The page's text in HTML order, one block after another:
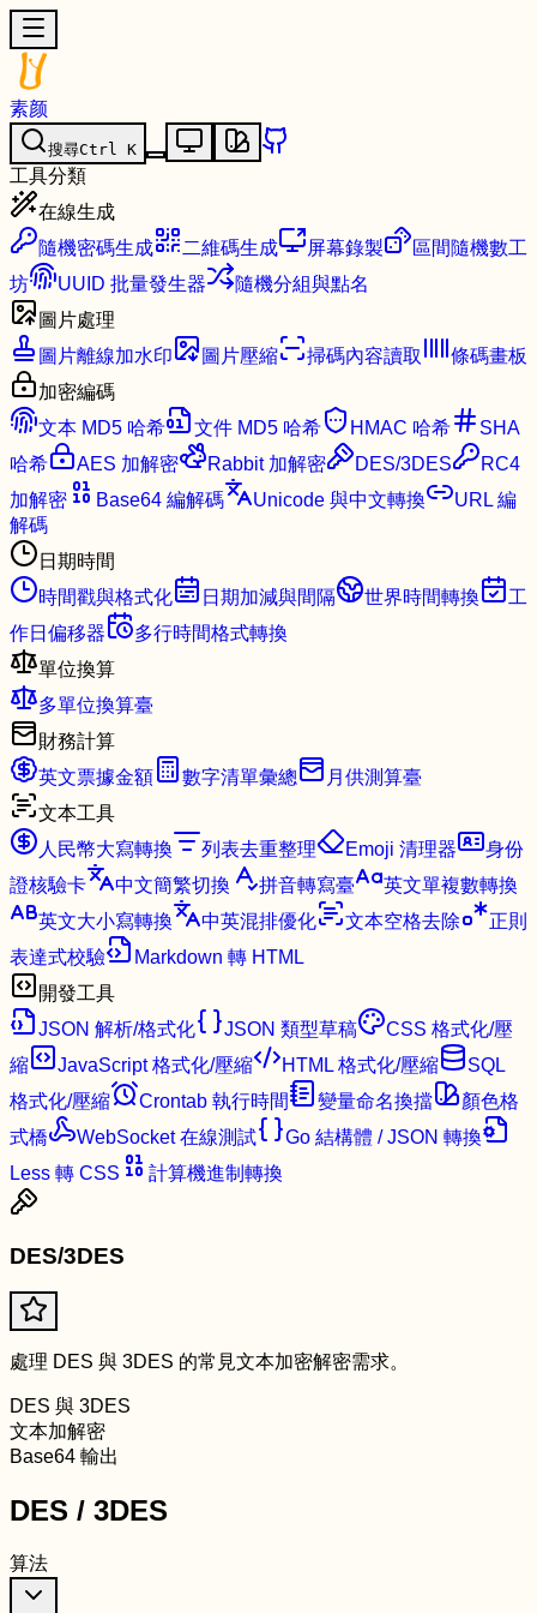
素颜
搜尋Ctrl K
工具分類
在線生成
隨機密碼生成
二維碼生成 屏幕錄製
區間隨機數工
坊
UUID 批量發生器
隨機分組與點名
圖片處理
圖片離線加水印
圖片壓縮 掃碼內容讀取
條碼畫板
加密編碼
文本 MD5 哈希
文件 MD5 哈希 HMAC 哈希
SHA
哈希
AES 加解密 Rabbit 加解密 DES/3DES
RC4
加解密
Base64 編解碼 Unicode 與中文轉換
URL 編
解碼
日期時間
時間戳與格式化
日期加減與間隔 世界時間轉換
工
作日偏移器
多行時間格式轉換
單位換算
多單位換算臺
財務計算
英文票據金額
數字清單彙總
月供測算臺
文本工具
人民幣大寫轉換
列表去重整理 Emoji 清理器
身份
證核驗卡
中文簡繁切換 拼音轉寫臺
英文單複數轉換
英文大小寫轉換
中英混排優化 文本空格去除
正則
表達式校驗
Markdown 轉 HTML
開發工具
JSON 解析/格式化
JSON 類型草稿
CSS 格式化/壓
縮
JavaScript 格式化/壓縮 HTML 格式化/壓縮
SQL
格式化/壓縮
Crontab 執行時間 變量命名換擋
顏色格
式橋
WebSocket 在線測試
Go 結構體 / JSON 轉換
Less 轉 CSS
計算機進制轉換
DES/3DES
處理 DES 與 3DES 的常見文本加密解密需求。
DES 與 3DES
文本加解密
Base64 輸出
DES / 3DES
算法